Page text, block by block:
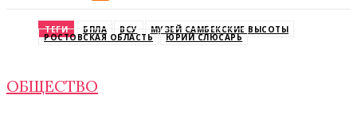
ТЕГИ БПЛА ВСУ МУЗЕЙ САМБЕКСКИЕ ВЫСОТЫ
РОСТОВСКАЯ ОБЛАСТЬ ЮРИЙ СЛЮСАРЬ
ОБЩЕСТВО